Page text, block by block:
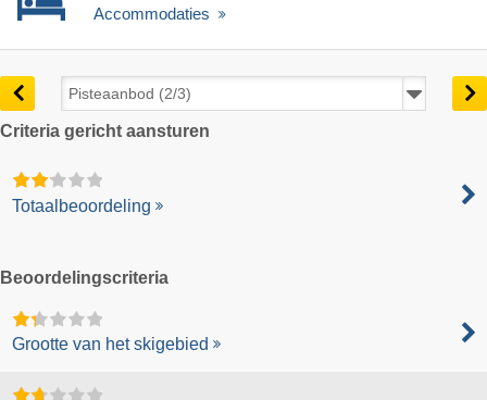
Accommodaties
Criteria gericht aansturen
Totaalbeoordeling
Beoordelingscriteria
Grootte van het skigebied